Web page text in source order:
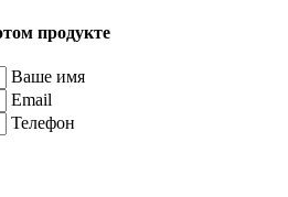
продукте
Ваше имя
Email
Телефон